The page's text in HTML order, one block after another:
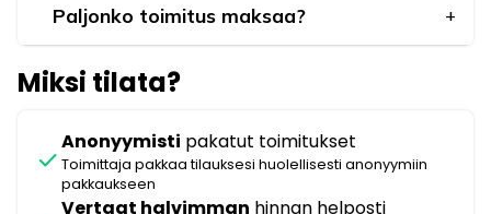
Paljonko toimitus maksaa?
Miksi tilata?
check
Anonyymisti pakatut toimitukset
Toimittaja pakkaa tilauksesi huolellisesti anonyymiin
pakkaukseen
Vertaat halvimman hinnan helposti